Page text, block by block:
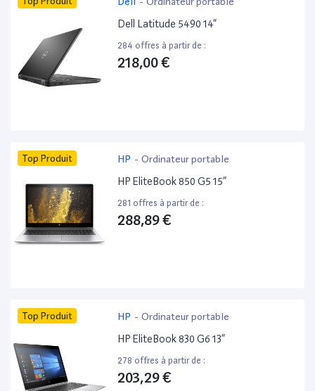
Dell Latitude 5490 14”
284 offres à partir de :
218,00 €
Top Produit HP - Ordinateur portable
HP EliteBook 850 G5 15”
281 offres à partir de :
288,89 €
Top Produit HP - Ordinateur portable
HP EliteBook 830 G6 13”
278 offres à partir de :
203,29 €